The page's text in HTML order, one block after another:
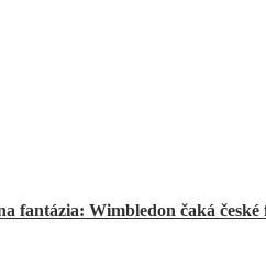
fantázia: Wimbledon čaká české